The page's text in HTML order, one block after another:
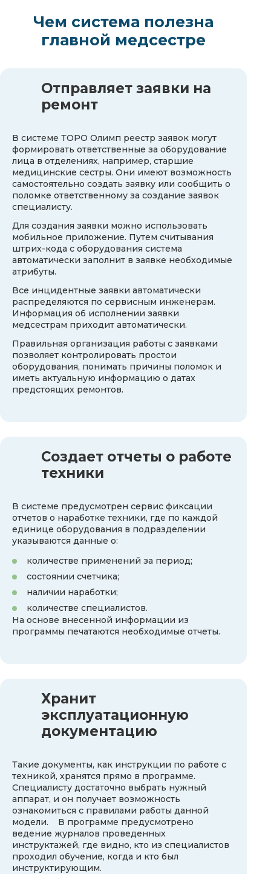
Чем система полезна
главной медсестре
Отправляет заявки на
ремонт
В системе ТОРО Олимп реестр заявок могут
формировать ответственные за оборудование
лица в отделениях, например, старшие
медицинские сестры. Они имеют возможность
самостоятельно создать заявку или сообщить о
поломке ответственному за создание заявок
специалисту.
Для создания заявки можно использовать
мобильное приложение. Путем считывания
штрих-кода c оборудования система
автоматически заполнит в заявке необходимые
атрибуты.
Все инцидентные заявки автоматически
распределяются по сервисным инженерам.
Информация об исполнении заявки
медсестрам приходит автоматически.
Правильная организация работы с заявками
позволяет контролировать простои
оборудования, понимать причины поломок и
иметь актуальную информацию о датах
предстоящих ремонтов.
Создает отчеты о работе
техники
В системе предусмотрен сервис фиксации
отчетов о наработке техники, где по каждой
единице оборудования в подразделении
указываются данные о:
количестве применений за период;
состоянии счетчика;
наличии наработки;
количестве специалистов.
На основе внесенной информации из
программы печатаются необходимые отчеты.
Хранит
эксплуатационную
документацию
Такие документы, как инструкции по работе с
техникой, хранятся прямо в программе.
Специалисту достаточно выбрать нужный
аппарат, и он получает возможность
ознакомиться с правилами работы данной
модели. В программе предусмотрено
ведение журналов проведенных
инструктажей, где видно, кто из специалистов
проходил обучение, когда и кто был
инструктирующим.